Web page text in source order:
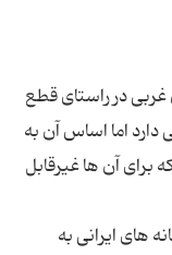
در راستای قطع
اما اساس آن به
برای آن ها غیرقابل
های ایرانی به